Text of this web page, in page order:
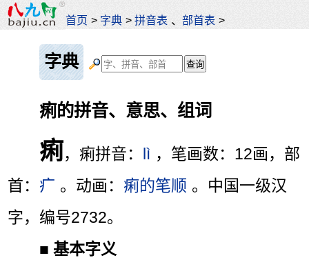
首页 > 字典 >拼音表 、部首表 >
字典
痢的拼音、意思、组词
痢，痢拼音： lì ，笔画数：12画，部
首： 疒 。动画： 痢的笔顺 。中国一级汉
字，编号2732。
■基本字义